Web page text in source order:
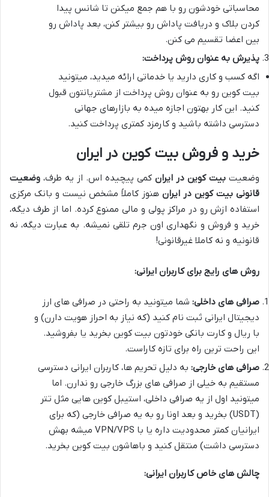
محاسباتی خودشون رو با هم جمع میکنن تا شانس پیدا
کردن بلاک و دریافت پاداش رو بیشتر کنن، بعد پاداش رو
بین اعضا تقسیم می کنن.
پذیرش به عنوان روش پرداخت:
اگه کسب و کاری دارید یا خدماتی ارائه میدید، میتونید
بیت کوین رو به عنوان روش پرداخت از مشتریانتون قبول
کنید. این کار بهتون اجازه میده به بازارهای جهانی
دسترسی داشته باشید و کارمزد کمتری پرداخت کنید.
خرید و فروش بیت کوین در ایران
وضعیت بیت کوین در ایران کمی پیچیده اس. از یه طرف، وضعیت
قانونی بیت کوین در ایران هنوز کاملاً مشخص نیست و بانک مرکزی
استفاده ازش رو در مراکز پولی و مالی ممنوع کرده. اما از طرف دیگه،
خرید و فروش و نگهداری اون جرم تلقی نمیشه. به عبارت دیگه، نه
قانونیه و نه کاملا غیرقانونی!
روش های رایج برای کاربران ایرانی:
صرافی های داخلی: شما میتونید به راحتی در صرافی های ارز
دیجیتال ایرانی ثبت نام کنید (که نیاز به احراز هویت دارن) و
با ریال و کارت بانکی خودتون بیت کوین بخرید یا بفروشید.
این راحت ترین راه برای تازه کاراست.
صرافی های خارجی: به دلیل تحریم ها، کاربران ایرانی دسترسی
مستقیم به خیلی از صرافی های بزرگ خارجی رو ندارن. اما
میتونید اول از یه صرافی داخلی، استیبل کوین هایی مثل تتر
(USDT) بخرید و بعد اونا رو به یه صرافی خارجی (که برای
ایرانیان کمتر محدودیت داره یا با VPN/VPS میشه بهش
دسترسی داشت) منتقل کنید و باهاشون بیت کوین بخرید.
چالش های خاص کاربران ایرانی: